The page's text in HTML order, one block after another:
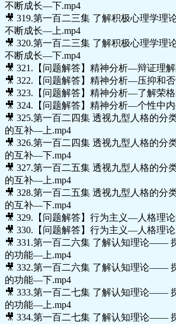
不断成长—下.mp4
🎥 319.第一百二三集 了解积极心理学
不断成长—上.mp4
🎥 320.第一百二三集 了解积极心理学
不断成长—下.mp4
🎥 321.【问题解答】精神分析—辩证理
🎥 322.【问题解答】精神分析—压抑和
🎥 323.【问题解答】精神分析—了解荣
🎥 324.【问题解答】精神分析—个性中
🎥 325.第一百二四集 透视九型人格的
的互补—上.mp4
🎥 326.第一百二四集 透视九型人格的
的互补—下.mp4
🎥 327.第一百二五集 透视九型人格的
的互补—上.mp4
🎥 328.第一百二五集 透视九型人格的
的互补—下.mp4
🎥 329.【问题解答】行为主义—人格理
🎥 330.【问题解答】行为主义—人格理
🎥 331.第一百二六集 了解认知理论——
的功能—上.mp4
🎥 332.第一百二六集 了解认知理论——
的功能—下.mp4
🎥 333.第一百二七集 了解认知理论——
的功能—上.mp4
🎥 334.第一百二七集 了解认知理论——